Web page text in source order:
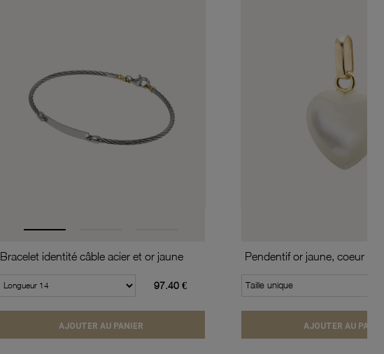
Bracelet identité câble acier et or jaune
97.40 €
AJOUTER AU PANIER
Pendentif or jaune, coeur en
Taille unique
AJOUTER AU